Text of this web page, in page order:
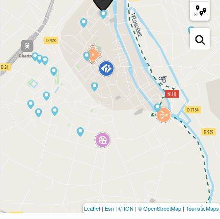
Leaflet | Esri | © IGN | © OpenStreetMap | TouristicMaps